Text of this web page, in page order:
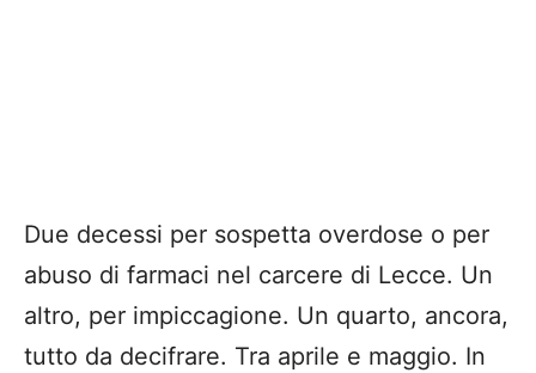
Due decessi per sospetta overdose o per
abuso di farmaci nel carcere di Lecce. Un
altro, per impiccagione. Un quarto, ancora,
tutto da decifrare. Tra aprile e maggio. In